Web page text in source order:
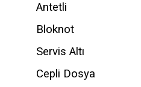
Antetli
Bloknot
Servis Altı
Cepli Dosya